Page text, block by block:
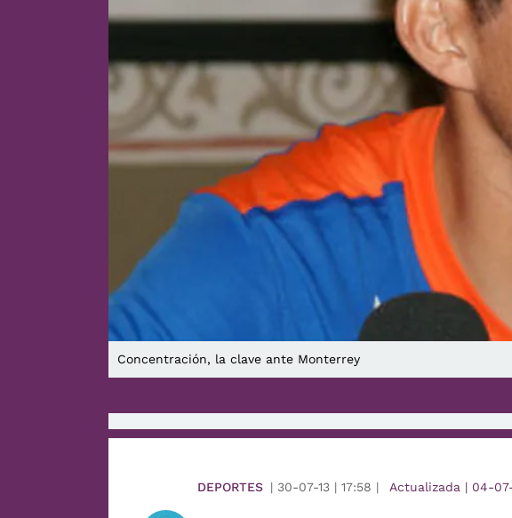
Concentración, la clave ante Monterrey
DEPORTES | 30-07-13 | 17:58 | Actualizada | 04-